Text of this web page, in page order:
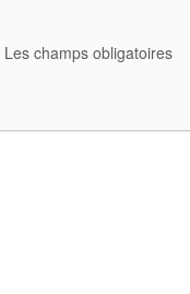
Les champs obligatoires